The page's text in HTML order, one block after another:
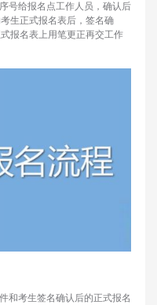
号给报名点工作人员，确认后
生正式报名表后，签名确
报名表上用笔更正再交工作
和考生签名确认后的正式报名